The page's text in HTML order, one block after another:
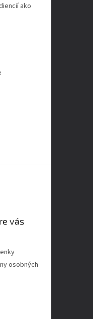
ako
vás
osobných